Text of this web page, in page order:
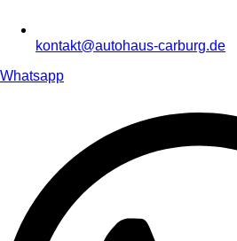
kontakt@autohaus-carburg.de
Whatsapp